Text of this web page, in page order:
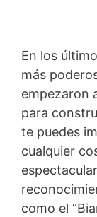
En los
más
empezaron
para
te puedes
cualquier
como el